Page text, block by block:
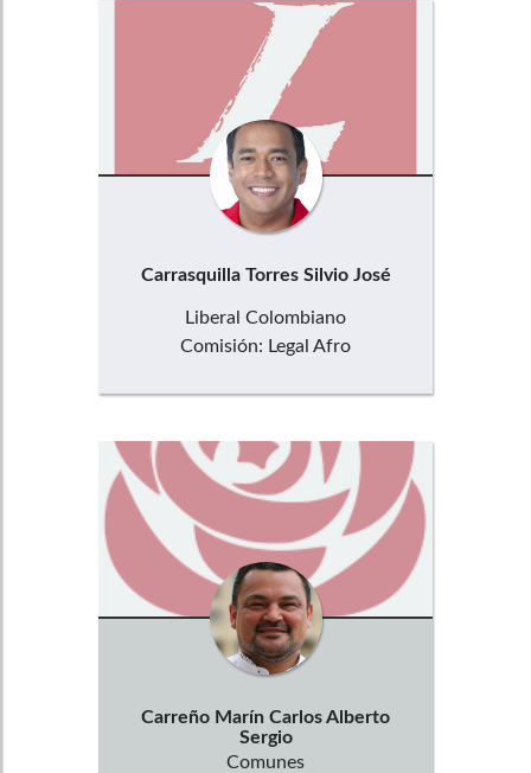
Carrasquilla Torres Silvio José
Liberal Colombiano
Comisión: Legal Afro
Carreño Marín Carlos Alberto
Sergio
Comunes